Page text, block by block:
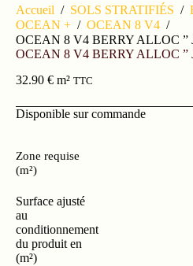
Accueil / SOLS STRATIFIÉS /
OCEAN + / OCEAN 8 V4 /
OCEAN 8 V4 BERRY ALLOC ”
OCEAN 8 V4 BERRY ALLOC ”
32.90 € m² TTC
Disponible sur commande
Zone requise
(m²)
Surface ajusté
au
conditionnement
du produit en
(m²)